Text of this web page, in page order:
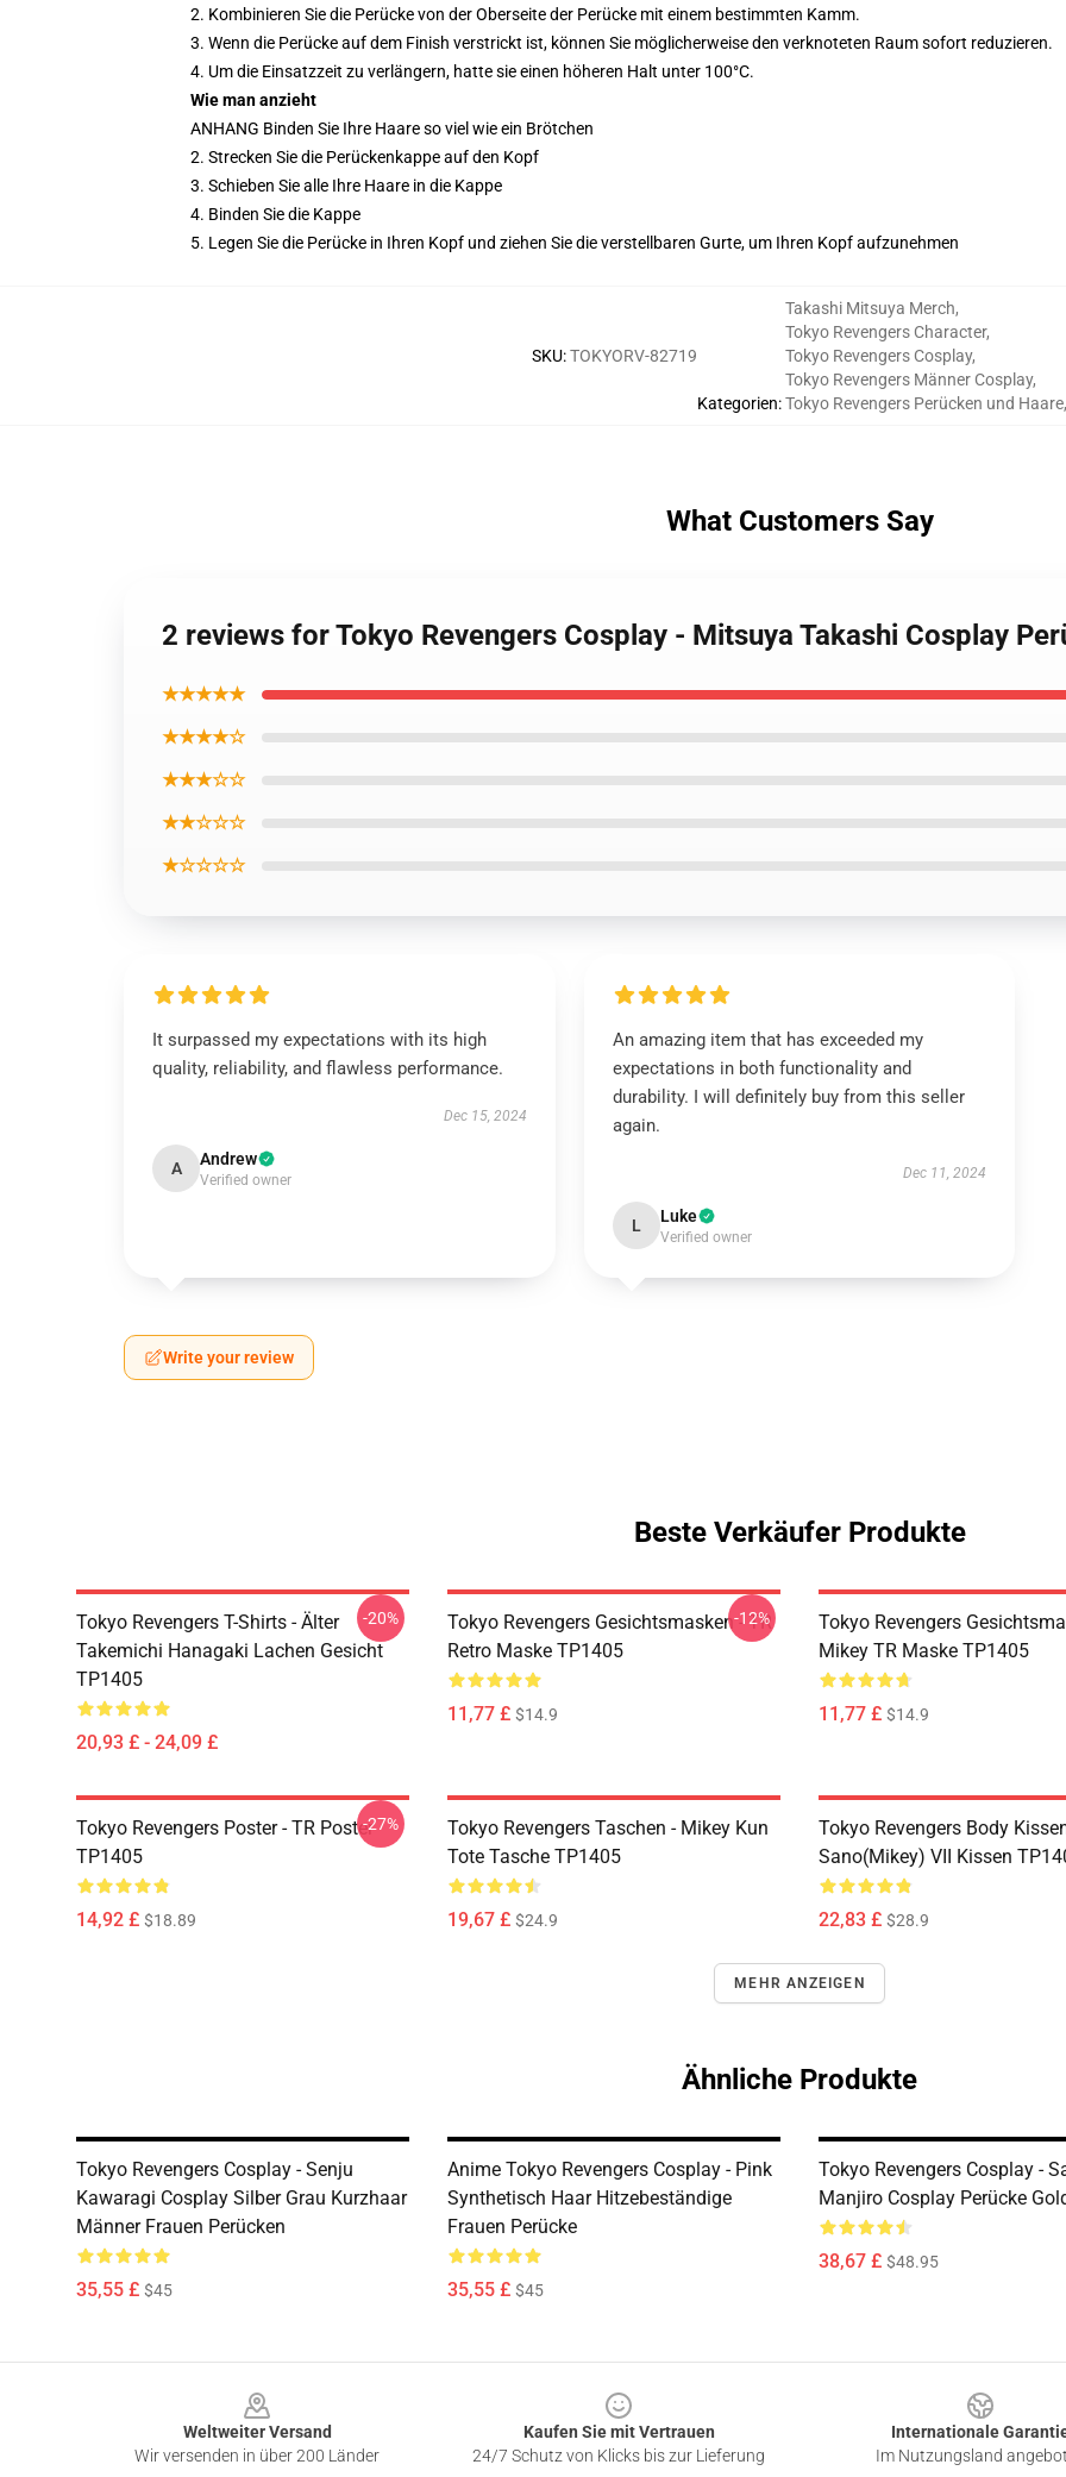
2. Kombinieren Sie die Perücke von der Oberseite der Perücke mit einem bestimmten Kamm.
3. Wenn die Perücke auf dem Finish verstrickt ist, können Sie möglicherweise den verknoteten Raum sofort reduzieren.
4. Um die Einsatzzeit zu verlängern, hatte sie einen höheren Halt unter 100°C.
Wie man anzieht
ANHANG Binden Sie Ihre Haare so viel wie ein Brötchen
2. Strecken Sie die Perückenkappe auf den Kopf
3. Schieben Sie alle Ihre Haare in die Kappe
4. Binden Sie die Kappe
5. Legen Sie die Perücke in Ihren Kopf und ziehen Sie die verstellbaren Gurte, um Ihren Kopf aufzunehmen
SKU:TOKYORV-82719
Kategorien:
Takashi Mitsuya Merch,
Tokyo Revengers Character,
Tokyo Revengers Cosplay,
Tokyo Revengers Männer Cosplay,
Tokyo Revengers Perücken und Haare,
What Customers Say
2 reviews for Tokyo Revengers Cosplay - Mitsuya Takashi Cosplay
★★★★★
★★★★☆
★★★☆☆
★★☆☆☆
★☆☆☆☆
It surpassed my expectations with its high
quality, reliability, and flawless performance.
Dec 15, 2024
A Andrew
Verified owner
An amazing item that has exceeded my
expectations in both functionality and
durability. I will definitely buy from this seller
again.
Dec 11, 2024
L Luke
Verified owner
Write your review
Beste Verkäufer Produkte
Tokyo Revengers T-Shirts - Älter
Takemichi Hanagaki Lachen Gesicht
TP1405
20,93 £ - 24,09 £
-20%
Tokyo Revengers Gesichtsmasken - TR
Retro Maske TP1405
11,77 £ $14.9
-12%
Tokyo Revengers
Mikey TR Maske TP1405
11,77 £ $14.9
Tokyo Revengers Poster - TR Poster
TP1405
14,92 £ $18.89
-27%
Tokyo Revengers Taschen - Mikey Kun
Tote Tasche TP1405
19,67 £ $24.9
Tokyo Revengers Body
Sano(Mikey) VII Kissen
22,83 £ $28.9
MEHR ANZEIGEN
Ähnliche Produkte
Tokyo Revengers Cosplay - Senju
Kawaragi Cosplay Silber Grau Kurzhaar
Männer Frauen Perücken
35,55 £ $45
Anime Tokyo Revengers Cosplay - Pink
Synthetisch Haar Hitzebeständige
Frauen Perücke
35,55 £ $45
Tokyo Revengers Cosplay -
Manjiro Cosplay Perücke
38,67 £ $48.95
Weltweiter Versand
Wir versenden in über 200 Länder
Kaufen Sie mit Vertrauen
24/7 Schutz von Klicks bis zur Lieferung
Internationale
Im Nutzungsland